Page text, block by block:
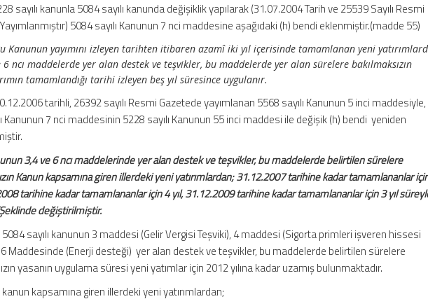
sayılı kanunla 5084 sayılı kanunda değişiklik yapılarak (31.07.2004 Tarih ve 25539 Sayılı Resmi
5084 sayılı Kanunun 7 nci maddesine aşağıdaki (h) bendi eklenmiştir.(madde 55)
Kanunun yayımını izleyen tarihten itibaren azamî iki yıl içerisinde tamamlanan yeni
6 ncı maddelerde yer alan destek ve teşvikler, bu maddelerde yer alan sürelere bakılmaksızın
tamamlandığı tarihi izleyen beş yıl süresince uygulanır.
tarihli, 26392 sayılı Resmi Gazetede yayımlanan 5568 sayılı Kanunun 5 inci maddesiyle,
Kanunun 7 nci maddesinin 5228 sayılı Kanunun 55 inci maddesi ile değişik (h) bendi yeniden
3,4 ve 6 ncı maddelerinde yer alan destek ve teşvikler, bu maddelerde belirtilen sürelere
Kanun kapsamına giren illerdeki yeni yatırımlardan; 31.12.2007 tarihine kadar tamamlananlar
tarihine kadar tamamlananlar için 4 yıl, 31.12.2009 tarihine kadar tamamlananlar için 3 yıl
değiştirilmiştir.
sayılı kanunun 3 maddesi (Gelir Vergisi Teşviki), 4 maddesi (Sigorta primleri işveren hissesi
Maddesinde (Enerji desteği) yer alan destek ve teşvikler, bu maddelerde belirtilen sürelere
yasanın uygulama süresi yeni yatımlar için 2012 yılına kadar uzamış bulunmaktadır.
kapsamına giren illerdeki yeni yatırımlardan;